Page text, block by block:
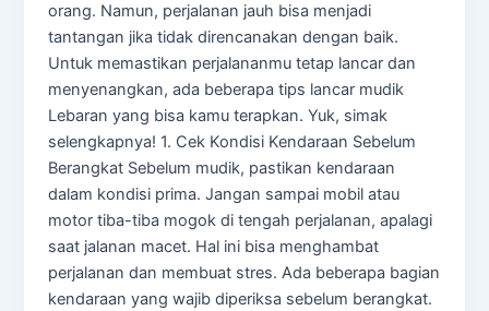
orang. Namun, perjalanan jauh bisa menjadi
tantangan jika tidak direncanakan dengan baik.
Untuk memastikan perjalananmu tetap lancar dan
menyenangkan, ada beberapa tips lancar mudik
Lebaran yang bisa kamu terapkan. Yuk, simak
selengkapnya! 1. Cek Kondisi Kendaraan Sebelum
Berangkat Sebelum mudik, pastikan kendaraan
dalam kondisi prima. Jangan sampai mobil atau
motor tiba-tiba mogok di tengah perjalanan, apalagi
saat jalanan macet. Hal ini bisa menghambat
perjalanan dan membuat stres. Ada beberapa bagian
kendaraan yang wajib diperiksa sebelum berangkat.